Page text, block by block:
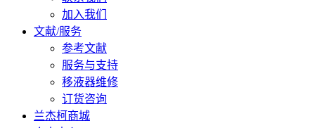
加入我们
文献/服务
参考文献
服务与支持
移液器维修
订货咨询
兰杰柯商城